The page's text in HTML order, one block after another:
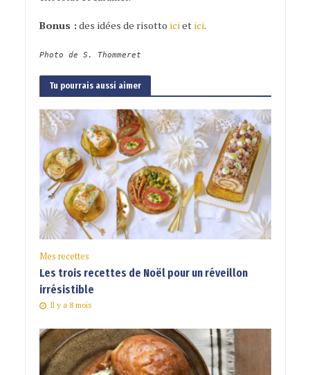
Bonus : des idées de risotto iciet ici.
Photo de S. Thommeret
Tu pourrais aussi aimer
Mes recettes
Les trois recettes de Noël pour un réveillon
irrésistible
Il y a 8 mois